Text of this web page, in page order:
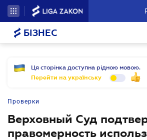
БІЗНЕС
Ця сторінка доступна рідною мовою.
Перейти на українську
Проверки
Верховный Суд
правомерность